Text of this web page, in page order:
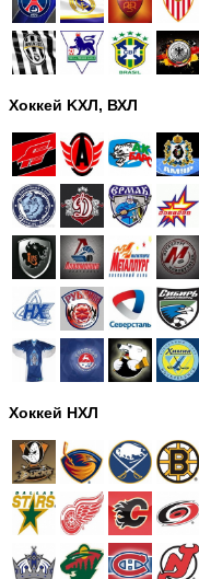
Хоккей KХЛ, ВХЛ
Хоккей НХЛ